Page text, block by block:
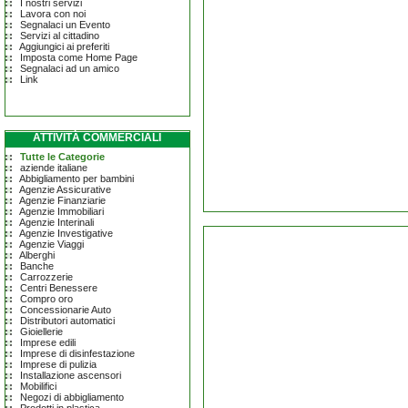
I nostri servizi
Lavora con noi
Segnalaci un Evento
Servizi al cittadino
Aggiungici ai preferiti
Imposta come Home Page
Segnalaci ad un amico
Link
ATTIVITÀ COMMERCIALI
Tutte le Categorie
aziende italiane
Abbigliamento per bambini
Agenzie Assicurative
Agenzie Finanziarie
Agenzie Immobiliari
Agenzie Interinali
Agenzie Investigative
Agenzie Viaggi
Alberghi
Banche
Carrozzerie
Centri Benessere
Compro oro
Concessionarie Auto
Distributori automatici
Gioiellerie
Imprese edili
Imprese di disinfestazione
Imprese di pulizia
Installazione ascensori
Mobilifici
Negozi di abbigliamento